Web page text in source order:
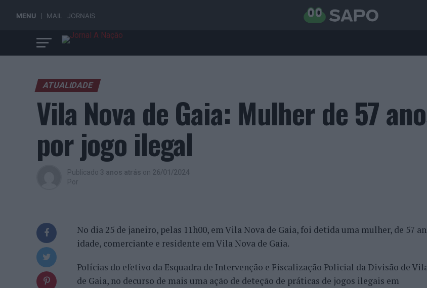
MENU MAIL JORNAIS
ATUALIDADE
Vila Nova de Gaia: Mulher de 57
por jogo ilegal
Publicado 3 anos atrás on 26/01/2024
Por
No dia 25 de janeiro, pelas 11h00, em Vila Nova de Gaia, foi detida uma mulher, de 57
idade, comerciante e residente em Vila Nova de Gaia.
Polícias do efetivo da Esquadra de Intervenção e Fiscalização Policial da Divisão de
de Gaia, no decurso de mais uma ação de deteção de práticas de jogos ilegais em